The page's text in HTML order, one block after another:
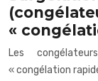
«
Les
« congélation